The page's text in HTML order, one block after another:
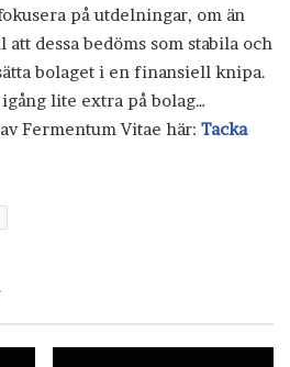
på utdelningar, om än
dessa bedöms som stabila och
bolaget i en finansiell knipa.
igång lite extra på bolag…
Fermentum Vitae här: Tacka